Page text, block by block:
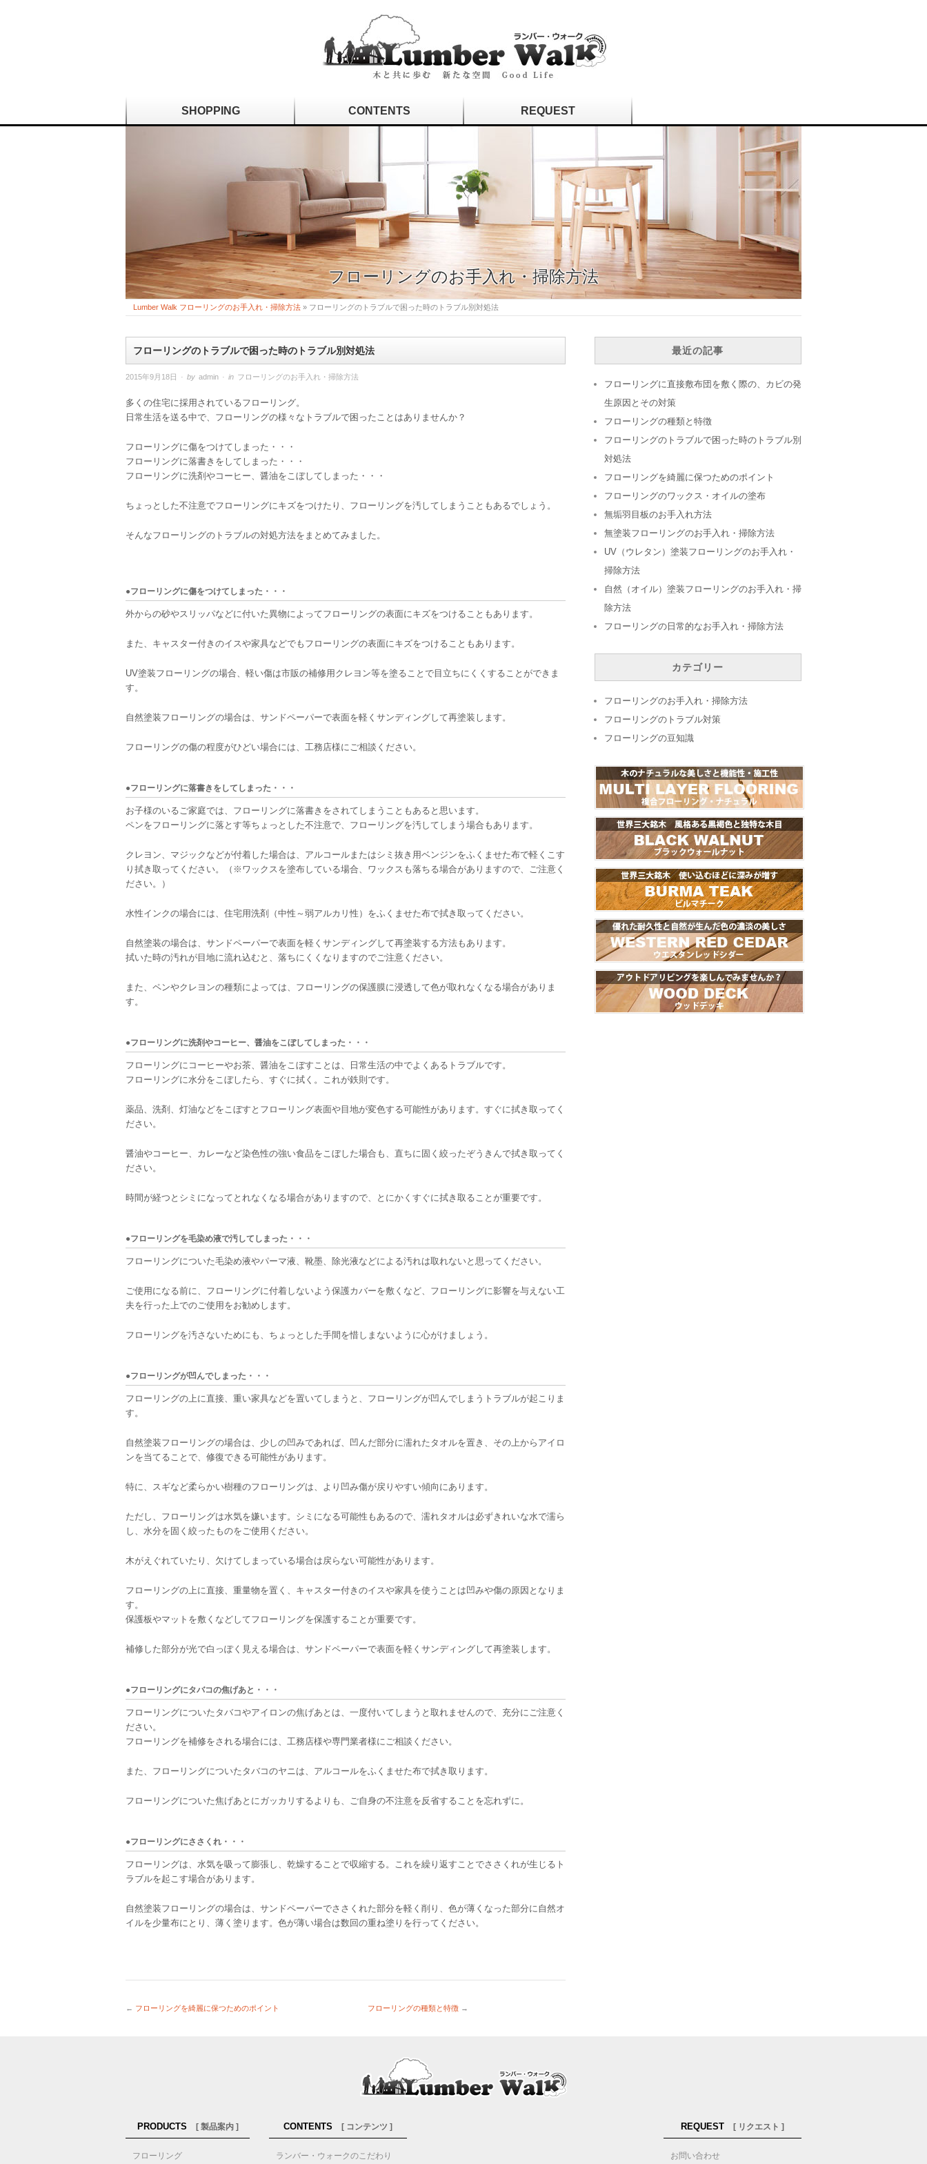
SHOPPING CONTENTS REQUEST
フローリングのお手入れ・掃除方法
Lumber Walk フローリングのお手入れ・掃除方法 » フローリングのトラブルで困った時のトラブル別対処法
フローリングのトラブルで困った時のトラブル別対処法
2015年9月18日 · by admin · in フローリングのお手入れ・掃除方法
多くの住宅に採用されているフローリング。
日常生活を送る中で、フローリングの様々なトラブルで困ったことはありませんか？
フローリングに傷をつけてしまった・・・
フローリングに落書きをしてしまった・・・
フローリングに洗剤やコーヒー、醤油をこぼしてしまった・・・
ちょっとした不注意でフローリングにキズをつけたり、フローリングを汚してしまうこともあるでしょう。
そんなフローリングのトラブルの対処方法をまとめてみました。
●フローリングに傷をつけてしまった・・・
外からの砂やスリッパなどに付いた異物によってフローリングの表面にキズをつけることもあります。
また、キャスター付きのイスや家具などでもフローリングの表面にキズをつけることもあります。
UV塗装フローリングの場合、軽い傷は市販の補修用クレヨン等を塗ることで目立ちにくくすることができま
す。
自然塗装フローリングの場合は、サンドペーパーで表面を軽くサンディングして再塗装します。
フローリングの傷の程度がひどい場合には、工務店様にご相談ください。
●フローリングに落書きをしてしまった・・・
お子様のいるご家庭では、フローリングに落書きをされてしまうこともあると思います。
ペンをフローリングに落とす等ちょっとした不注意で、フローリングを汚してしまう場合もあります。
クレヨン、マジックなどが付着した場合は、アルコールまたはシミ抜き用ベンジンをふくませた布で軽くこす
り拭き取ってください。（※ワックスを塗布している場合、ワックスも落ちる場合がありますので、ご注意く
ださい。）
水性インクの場合には、住宅用洗剤（中性～弱アルカリ性）をふくませた布で拭き取ってください。
自然塗装の場合は、サンドペーパーで表面を軽くサンディングして再塗装する方法もあります。
拭いた時の汚れが目地に流れ込むと、落ちにくくなりますのでご注意ください。
また、ペンやクレヨンの種類によっては、フローリングの保護膜に浸透して色が取れなくなる場合がありま
す。
●フローリングに洗剤やコーヒー、醤油をこぼしてしまった・・・
フローリングにコーヒーやお茶、醤油をこぼすことは、日常生活の中でよくあるトラブルです。
フローリングに水分をこぼしたら、すぐに拭く。これが鉄則です。
薬品、洗剤、灯油などをこぼすとフローリング表面や目地が変色する可能性があります。すぐに拭き取ってく
ださい。
醤油やコーヒー、カレーなど染色性の強い食品をこぼした場合も、直ちに固く絞ったぞうきんで拭き取ってく
ださい。
時間が経つとシミになってとれなくなる場合がありますので、とにかくすぐに拭き取ることが重要です。
●フローリングを毛染め液で汚してしまった・・・
フローリングについた毛染め液やパーマ液、靴墨、除光液などによる汚れは取れないと思ってください。
ご使用になる前に、フローリングに付着しないよう保護カバーを敷くなど、フローリングに影響を与えない工
夫を行った上でのご使用をお勧めします。
フローリングを汚さないためにも、ちょっとした手間を惜しまないように心がけましょう。
●フローリングが凹んでしまった・・・
フローリングの上に直接、重い家具などを置いてしまうと、フローリングが凹んでしまうトラブルが起こりま
す。
自然塗装フローリングの場合は、少しの凹みであれば、凹んだ部分に濡れたタオルを置き、その上からアイロ
ンを当てることで、修復できる可能性があります。
特に、スギなど柔らかい樹種のフローリングは、より凹み傷が戻りやすい傾向にあります。
ただし、フローリングは水気を嫌います。シミになる可能性もあるので、濡れタオルは必ずきれいな水で濡ら
し、水分を固く絞ったものをご使用ください。
木がえぐれていたり、欠けてしまっている場合は戻らない可能性があります。
フローリングの上に直接、重量物を置く、キャスター付きのイスや家具を使うことは凹みや傷の原因となりま
す。
保護板やマットを敷くなどしてフローリングを保護することが重要です。
補修した部分が光で白っぽく見える場合は、サンドペーパーで表面を軽くサンディングして再塗装します。
●フローリングにタバコの焦げあと・・・
フローリングについたタバコやアイロンの焦げあとは、一度付いてしまうと取れませんので、充分にご注意く
ださい。
フローリングを補修をされる場合には、工務店様や専門業者様にご相談ください。
また、フローリングについたタバコのヤニは、アルコールをふくませた布で拭き取ります。
フローリングについた焦げあとにガッカリするよりも、ご自身の不注意を反省することを忘れずに。
●フローリングにささくれ・・・
フローリングは、水気を吸って膨張し、乾燥することで収縮する。これを繰り返すことでささくれが生じるト
ラブルを起こす場合があります。
自然塗装フローリングの場合は、サンドペーパーでささくれた部分を軽く削り、色が薄くなった部分に自然オ
イルを少量布にとり、薄く塗ります。色が薄い場合は数回の重ね塗りを行ってください。
← フローリングを綺麗に保つためのポイント フローリングの種類と特徴→
最近の記事
フローリングに直接敷布団を敷く際の、カビの発
生原因とその対策
フローリングの種類と特徴
フローリングのトラブルで困った時のトラブル別
対処法
フローリングを綺麗に保つためのポイント
フローリングのワックス・オイルの塗布
無垢羽目板のお手入れ方法
無塗装フローリングのお手入れ・掃除方法
UV（ウレタン）塗装フローリングのお手入れ・
掃除方法
自然（オイル）塗装フローリングのお手入れ・掃
除方法
フローリングの日常的なお手入れ・掃除方法
カテゴリー
フローリングのお手入れ・掃除方法
フローリングのトラブル対策
フローリングの豆知識
PRODUCTS [ 製品案内 ]
フローリング
CONTENTS [ コンテンツ ]
ランバー・ウォークのこだわり
REQUEST [ リクエスト ]
お問い合わせ